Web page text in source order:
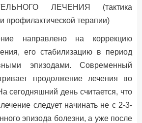
ЛЕЧЕНИЯ (тактика
профилактической терапии)
направлено на коррекцию
его стабилизацию в период
эпизодами. Современный
продолжение лечения во
сегодняшний день считается, что
следует начинать не с 2-3-
эпизода болезни, а уже после